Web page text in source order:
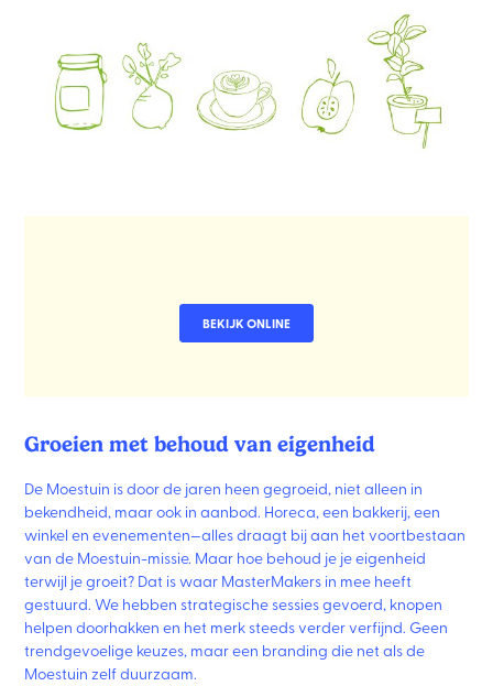
BEKIJK ONLINE
Groeien met behoud van eigenheid
De Moestuin is door de jaren heen gegroeid, niet alleen in
bekendheid, maar ook in aanbod. Horeca, een bakkerij, een
winkel en evenementen—alles draagt bij aan het voortbestaan
van de Moestuin-missie. Maar hoe behoud je je eigenheid
terwijl je groeit? Dat is waar MasterMakers in mee heeft
gestuurd. We hebben strategische sessies gevoerd, knopen
helpen doorhakken en het merk steeds verder verfijnd. Geen
trendgevoelige keuzes, maar een branding die net als de
Moestuin zelf duurzaam.